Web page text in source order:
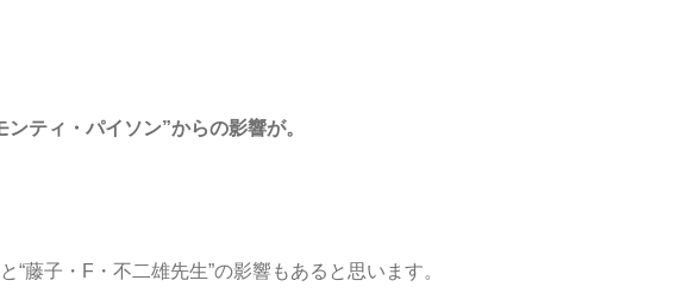
ティ・パイソン”からの影響が。
“藤子・F・不二雄先生”の影響もあると思います。